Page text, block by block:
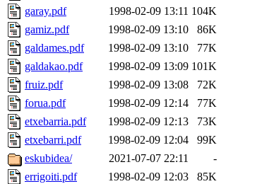
garay.pdf
1998-02-09 13:11 104K
gamiz.pdf
1998-02-09 13:10
86K
galdames.pdf
1998-02-09 13:10
77K
galdakao.pdf
1998-02-09 13:09 101K
fruiz.pdf
1998-02-09 13:08
72K
forua.pdf
1998-02-09 12:14
77K
etxebarria.pdf
1998-02-09 12:13
73K
etxebarri.pdf
1998-02-09 12:04
99K
eskubidea/
2021-07-07 22:11
-
errigoiti.pdf
1998-02-09 12:03
85K